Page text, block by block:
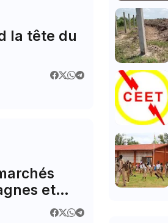
la tête du
et